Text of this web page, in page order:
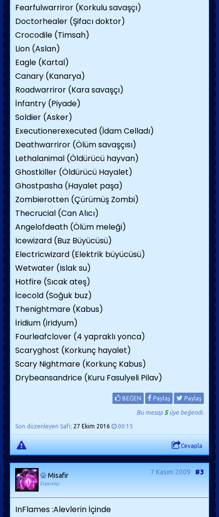
Fearfulwarriror (Korkulu savaşçı)
Doctorhealer (Şifacı doktor)
Crocodile (Timsah)
Lion (Aslan)
Eagle (Kartal)
Canary (Kanarya)
Roadwarriror (Kara savaşçı)
İnfantry (Piyade)
Soldier (Asker)
Executionerexecuted (İdam Celladı)
Deathwarriror (Ölüm savaşçısı)
Lethalanimal (Öldürücü hayvan)
Ghostkiller (Öldürücü Hayalet)
Ghostpasha (Hayalet paşa)
Zombierotten (Çürümüş Zombi)
Thecrucial (Can Alıcı)
Angelofdeath (Ölüm meleği)
Icewizard (Buz Büyücüsü)
Electricwizard (Elektrik büyücüsü)
Wetwater (Islak su)
Hotfire (Sıcak ateş)
İcecold (Soğuk buz)
Thenightmare (Kabus)
İridium (iridyum)
Fourleafclover (4 yapraklı yonca)
Scaryghost (Korkunç hayalet)
Scary Nightmare (Korkunç Kabus)
Drybeansandrice (Kuru Fasulyeli Pilav)
BEĞEN Paylaş Paylaş
Bu mesajı 5üye beğendi.
Son düzenleyen Safi; 27 Ekim 2016 00:15
Cevapla
Misafir
Ziyaretçi
7 Kasım 2009 #3
InFlames :Alevlerin İçinde